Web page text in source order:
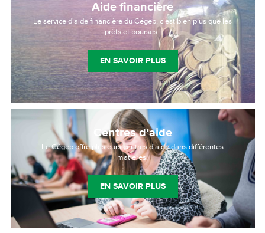
Aide financière
Le service d'aide financière du Cégep, c'est bien plus que les
prêts et bourses !
EN SAVOIR PLUS
Centres d'aide
Le Cégep offre plusieurs centres d'aide dans différentes
matières.
EN SAVOIR PLUS